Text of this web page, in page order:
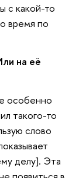
с какой-то
время по
на её
особенно
такого-то
слово
делу]. Эта